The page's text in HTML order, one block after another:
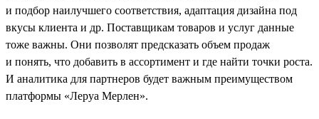
и подбор наилучшего соответствия, адаптация дизайна под
вкусы клиента и др. Поставщикам товаров и услуг данные
тоже важны. Они позволят предсказать объем продаж
и понять, что добавить в ассортимент и где найти точки роста.
И аналитика для партнеров будет важным преимуществом
платформы «Леруа Мерлен».